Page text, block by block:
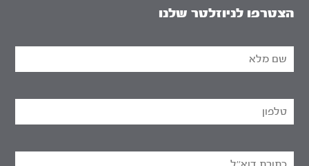
הצטרפו לניוזלטר שלנו